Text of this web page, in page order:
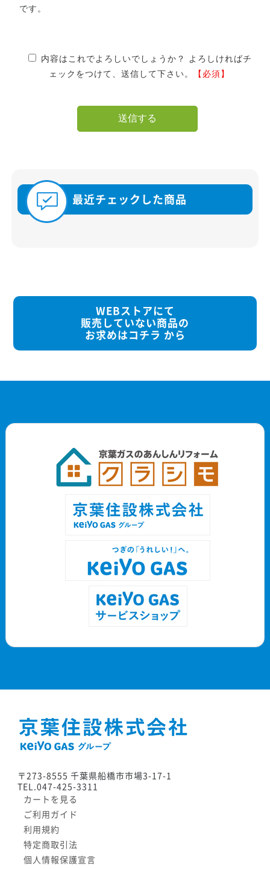
です。
内容はこれでよろしいでしょうか？ よろしければチ
ェックをつけて、送信して下さい。
【必須】
最近チェックした商品
WEBストアにて
販売していない商品の
お求めはコチラ から
〒273-8555 千葉県船橋市市場3-17-1
TEL.047-425-3311
カートを見る
ご利用ガイド
利用規約
特定商取引法
個人情報保護宣言